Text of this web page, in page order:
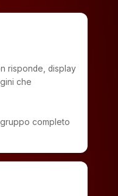
risponde, display
che
completo